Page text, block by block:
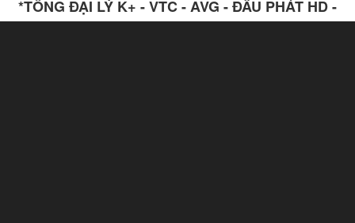
*TỔNG ĐẠI LÝ K+ - VTC - AVG - ĐẦU PHÁT HD -
Smart TV BOX